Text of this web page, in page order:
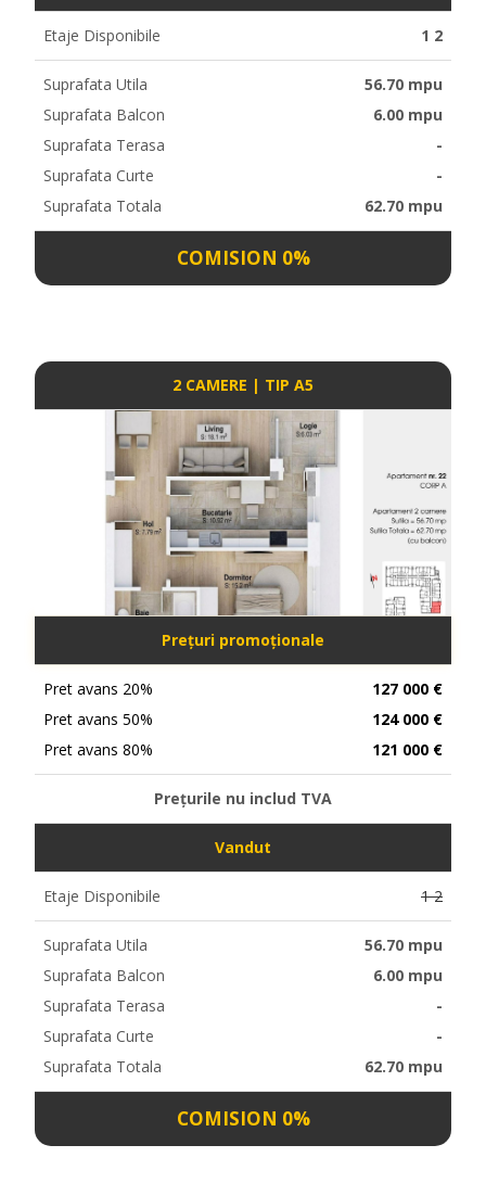
Etaje Disponibile 1 2
Suprafata Utila
Suprafata Balcon
Suprafata Terasa
Suprafata Curte
Suprafata Totala
56.70 mpu
6.00 mpu
-
-
62.70 mpu
COMISION 0%
2 CAMERE | TIP A5
Prețuri promoționale
Pret avans 20%
Pret avans 50%
Pret avans 80%
127 000 €
124 000 €
121 000 €
Prețurile nu includ TVA
Vandut
Etaje Disponibile 1 2
Suprafata Utila
Suprafata Balcon
Suprafata Terasa
Suprafata Curte
Suprafata Totala
56.70 mpu
6.00 mpu
-
-
62.70 mpu
COMISION 0%